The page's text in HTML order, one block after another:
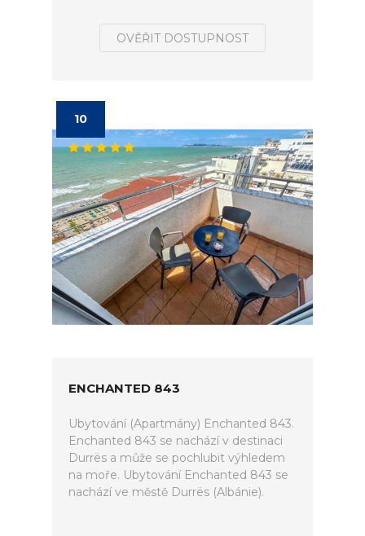
OVĚŘIT DOSTUPNOST
10
ENCHANTED 843
Ubytování (Apartmány) Enchanted 843.
Enchanted 843 se nachází v destinaci
Durrës a může se pochlubit výhledem
na moře. Ubytování Enchanted 843 se
nachází ve městě Durrës (Albánie).